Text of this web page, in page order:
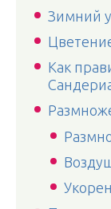
Зимний
Как